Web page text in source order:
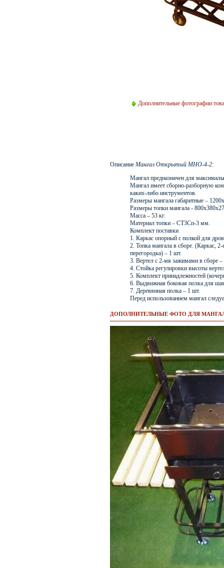
Дополнительные фотографии
Описание Мангал Открытый МНО-4-2:
Мангал предназначен для
Мангал имеет сборно-разборную
каких-либо инструментов.
Размеры мангала габаритные –
Размеры топки мангала -
Масса – 53 кг.
Материал топки – СТ3Сп-3 мм.
Комплект поставки
1. Каркас опорный с полкой для
2. Топка мангала в сборе. (Каркас,
перегородка) – 1 шт.
3. Вертел с 2-мя зажимами в сборе
4. Стойка регулировки высоты
5. Комплект принадлежностей
6. Выдвижная боковая полка для
7. Деревянная полка – 1 шт.
Перед использованием мангал
ДОПОЛНИТЕЛЬНЫЕ ФОТО ДЛЯ